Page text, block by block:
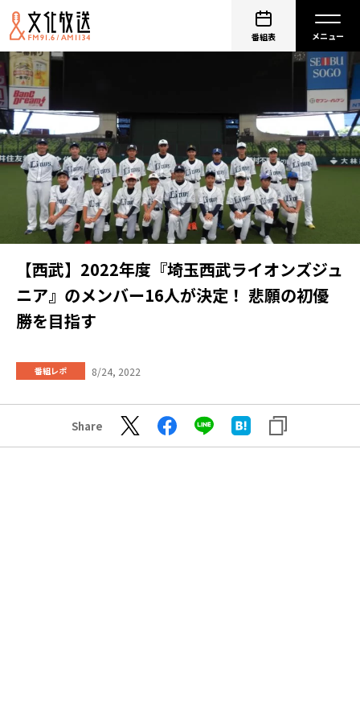
番組表
【西武】2022年度『埼玉西武ライオンズジュ
ニア』のメンバー16人が決定！ 悲願の初優
勝を目指す
番組レポ 8/24, 2022
Share